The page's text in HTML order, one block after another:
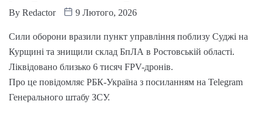
By Redactor 9 Лютого, 2026
Сили оборони вразили пункт управління поблизу Суджі на
Курщині та знищили склад БпЛА в Ростовській області.
Ліквідовано близько 6 тисяч FPV-дронів.
Про це повідомляє РБК-Україна з посиланням на Telegram
Генерального штабу ЗСУ.